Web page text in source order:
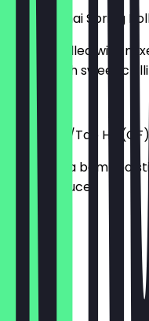
Por Pia (Thai Spring
Pancake filled with
served with sweet chilli
Satay Hed/Tao Hu
Grilled on a bamboo
peanut sauce.
7,95 £